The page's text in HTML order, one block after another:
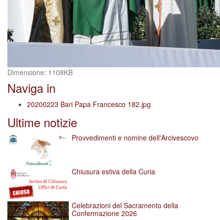
Clicca
per
vedere
l'immagine
dimensioni
Dimensione: 1108KB
Naviga in
20200223 Bari Papa Francesco 182.jpg
Ultime notizie
Provvedimenti e nomine dell'Arcivescovo
Chiusura estiva della Curia
Celebrazioni del Sacramento della
Confermazione 2026